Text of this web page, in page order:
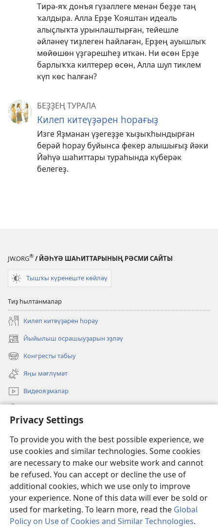
Privacy Settings
To provide you with the best possible experience, we
use cookies and similar technologies. Some cookies
are necessary to make our website work and cannot
be refused. You can accept or decline the use of
additional cookies, which we use only to improve
your experience. None of this data will ever be sold or
used for marketing. To learn more, read the Global
Policy on Use of Cookies and Similar Technologies.
Тирә-яҡ донъя гүзәллеге менән беҙҙе таң
ҡалдыра. Алла Ерҙе Ҡояштан идеаль
алыҫлыҡта урынлаштырған, тейешле
әйләнеү тиҙлеген һайлаған, Ерҙең ауышлыҡ
мөйөшөн үҙгәрешһеҙ иткән. Ни өсөн Ерҙе
барлыҡҡа килтерер өсөн, Алла шул тиклем
күп көс һалған?
БЕҘҘЕҢ ТУРАЛА
Килеп китеүҙәрен һорағыҙ
Изге Яҙманан үҙегеҙҙе ҡыҙыҡһындырған
берәй һорау буйынса фекер алышығыҙ йәки
Йәһүә шаһиттары тураһында күберәк
белегеҙ.
JW.ORG® / ЙӘҺҮӘ ШАҺИТТАРЫНЫҢ РӘСМИ САЙТЫ
Тышҡы күренеште көйләү
Тиҙ һылтанмалар
Килеп китеүҙәрен һорау
Йыйылыш осрашыуҙарын эҙләү
(opens
new
window)
Конгресты табыу
(opens
new
window)
Яңы мәғлүмәт
Видеояҙмалар
(opens
window)Күҙәтеү манараһының ОНЛАЙН КИТАПХАНАҺЫ
(opens
new
window)JW Hub ®
(opens
new
window)